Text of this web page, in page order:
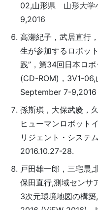
02,山形県 山形大学
9,2016
高瀬紀子，武居直行
生が参加するロボッ
践”，第34回日本ロ
(CD-ROM)，3V1-06,
September 7-9,2016
孫斯琪，大保武慶，
ヒューマンロボット
リジェント・システ
2016.10.27-28.
戸田雄一郎，三宅晨,
保田直行,測域センサ
3次元環境地図の構